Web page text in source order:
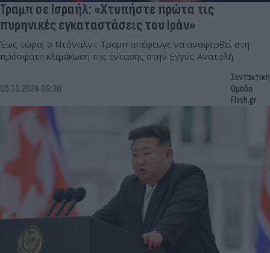
Τραμπ σε Ισραήλ: «Χτυπήστε πρώτα τις
πυρηνικές εγκαταστάσεις του Ιράν»
Έως τώρα, ο Ντόναλντ Τραμπ απέφευγε να αναφερθεί στη
πρόσφατη κλιμάκωση της έντασης στην Εγγύς Ανατολή.
05.10.2024 09:30
Συντακτική
Ομάδα
Flash.gr